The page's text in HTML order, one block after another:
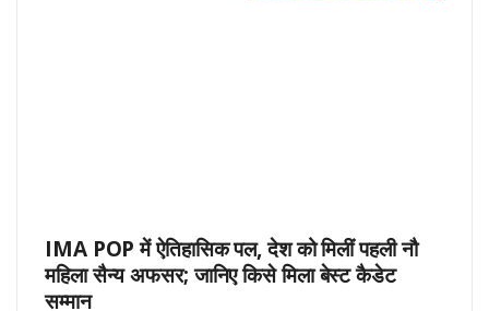
IMA POP में ऐतिहासिक पल, देश को मिलीं पहली नौ
महिला सैन्य अफसर; जानिए किसे मिला बेस्ट कैडेट
सम्मान